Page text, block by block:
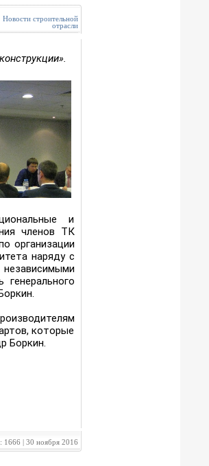
Новости строительной
отрасли
и
членов ТК
организации
наряду с
которые
Боркин.
1666 | 30 ноября 2016